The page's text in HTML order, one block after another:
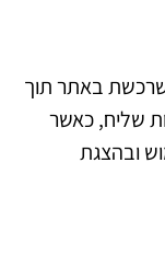
באתר תוך
כאשר